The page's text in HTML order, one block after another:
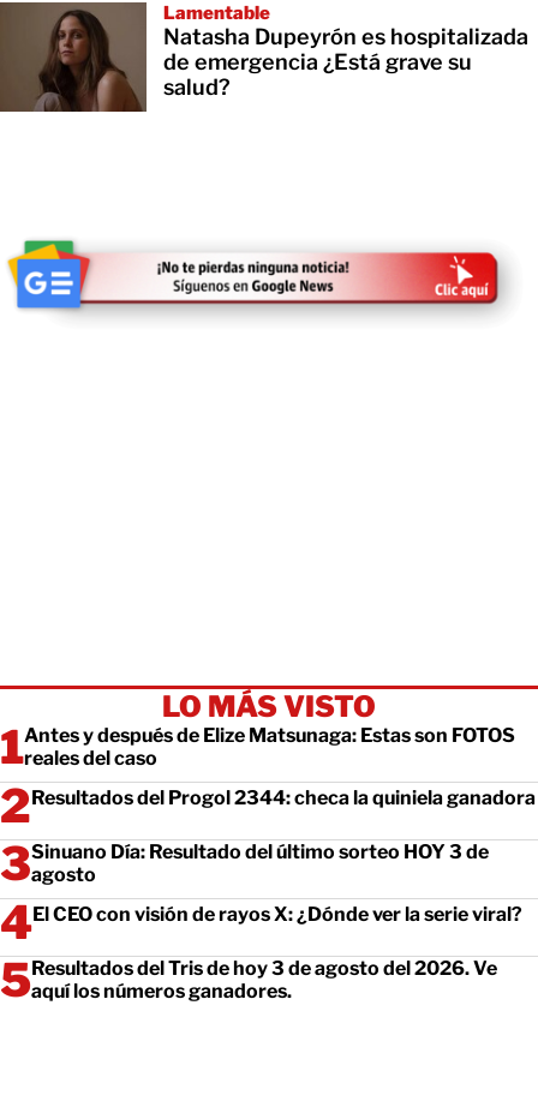
Lamentable
Natasha Dupeyrón es hospitalizada
de emergencia ¿Está grave su
salud?
LO MÁS VISTO
Antes y después de Elize Matsunaga: Estas son FOTOS
reales del caso
Resultados del Progol 2344: checa la quiniela ganadora
Sinuano Día: Resultado del último sorteo HOY 3 de
agosto
El CEO con visión de rayos X: ¿Dónde ver la serie viral?
Resultados del Tris de hoy 3 de agosto del 2026. Ve
aquí los números ganadores.